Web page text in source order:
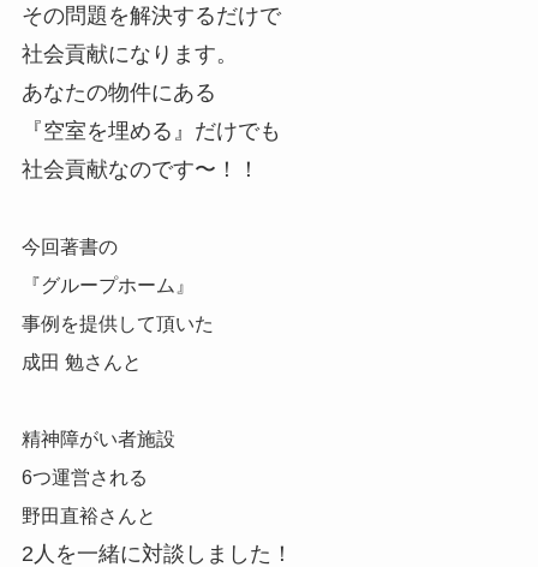
その問題を解決するだけで
社会貢献になります。
あなたの物件にある
『空室を埋める』だけでも
社会貢献なのです〜！！
今回著書の
『グループホーム』
事例を提供して頂いた
成田 勉さんと
精神障がい者施設
6つ運営される
野田直裕さんと
2人を一緒に対談しました！